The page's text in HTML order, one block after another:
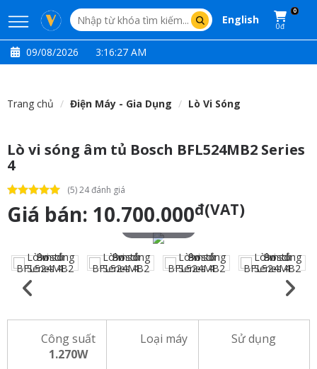
English
0
0đ
09/08/2026 3:16:28 AM
Trang chủ Điện Máy - Gia Dụng Lò Vi Sóng
Lò vi sóng âm tủ Bosch BFL524MB2 Series
4
(5) 24 đánh giá
Giá bán: 10.700.000đ(VAT)
Công suất
1.270W
Loại máy Sử dụng